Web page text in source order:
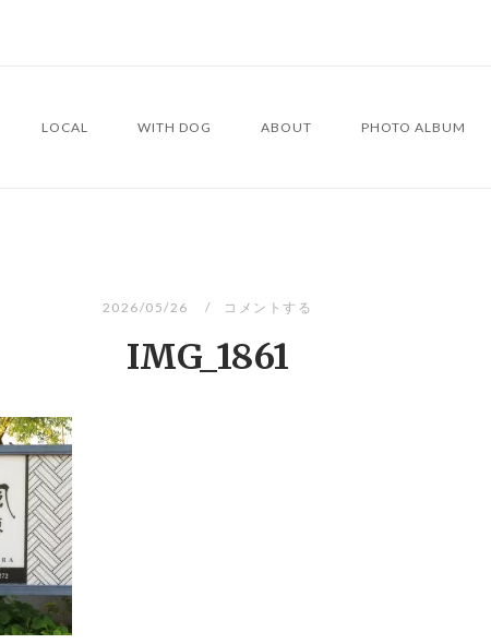
LOCAL WITH DOG ABOUT PHOTO ALBUM
2026/05/26 コメントする
IMG_1861